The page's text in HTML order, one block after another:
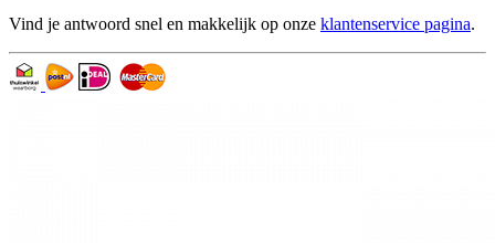
Vind je antwoord snel en makkelijk op onze klantenservice pagina.